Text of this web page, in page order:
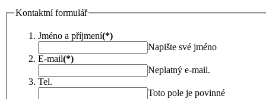
Kontaktní formulář
Jméno a příjmení(*)
Napište své jméno
E-mail(*)
Neplatný e-mail.
Tel.
Toto pole je povinné